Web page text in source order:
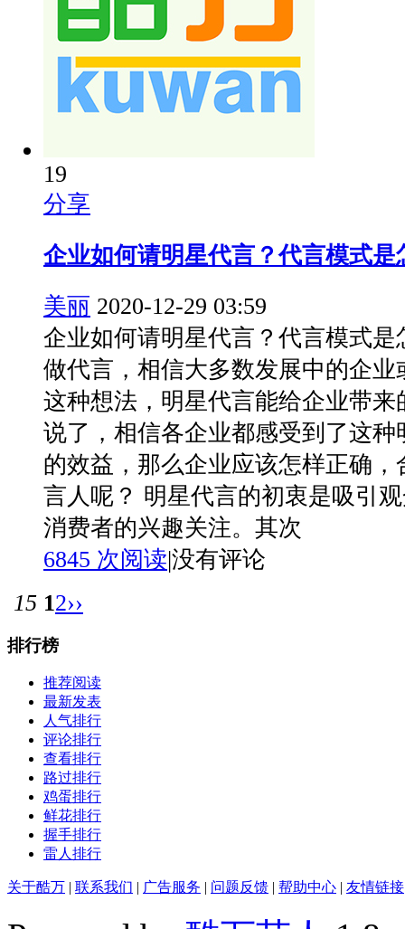
19
分享
企业如何请明星代言？代言模式是
美丽 2020-12-29 03:59
企业如何请明星代言？代言模式是
做代言，相信大多数发展中的企业
这种想法，明星代言能给企业带来
说了，相信各企业都感受到了这种
的效益，那么企业应该怎样正确
言人呢？ 明星代言的初衷是吸引
消费者的兴趣关注。其次
6845 次阅读|没有评论
15 12››
排行榜
推荐阅读
最新发表
人气排行
评论排行
查看排行
路过排行
鸡蛋排行
鲜花排行
握手排行
雷人排行
关于酷万 | 联系我们 | 广告服务 | 问题反馈 | 帮助中心 | 友情链接